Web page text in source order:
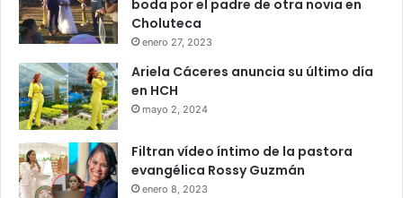
Finalmente, la dirigencia liberal reiteró su compromiso con
la transparencia, la legalidad y el correcto manejo de los
recursos del partido.
Fondos Partido Liberal
Salvador Nasralla
boda por el padre de otra novia en
Choluteca
enero 27, 2023
Ariela Cáceres anuncia su último día
en HCH
mayo 2, 2024
Filtran vídeo íntimo de la pastora
evangélica Rossy Guzmán
enero 8, 2023